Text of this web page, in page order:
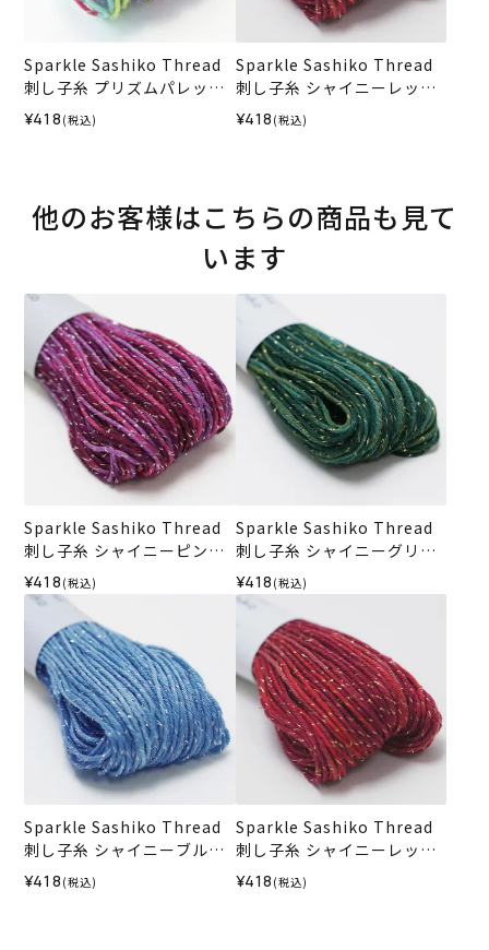
Sparkle Sashiko Thread
刺し子糸 プリズムパレット
＜551＞
¥418 (税込)
Sparkle Sashiko Thread
刺し子糸 シャイニーレッド
＜501＞
¥418 (税込)
他のお客様はこちらの商品も見て
います
Sparkle Sashiko Thread
刺し子糸 シャイニーピンク
＜504＞
¥418 (税込)
Sparkle Sashiko Thread
刺し子糸 シャイニーグリー
ン＜505＞
¥418 (税込)
Sparkle Sashiko Thread
刺し子糸 シャイニーブルー
＜502＞
¥418 (税込)
Sparkle Sashiko Thread
刺し子糸 シャイニーレッド
＜501＞
¥418 (税込)